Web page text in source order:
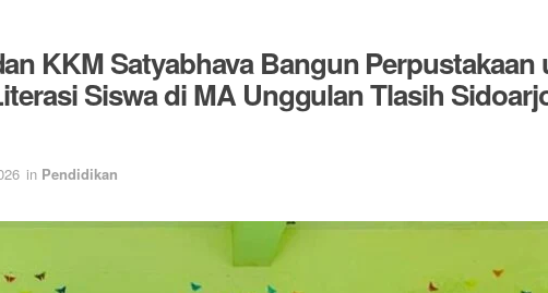
KKM Satyabhava Bangun Perpustakaan
Siswa di MA Unggulan Tlasih
in Pendidikan